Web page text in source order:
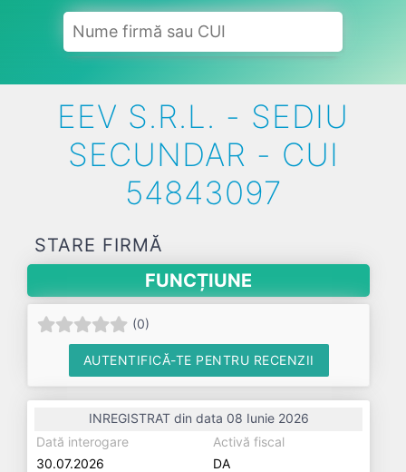
EEV S.R.L. - SEDIU
SECUNDAR - CUI
54843097
STARE FIRMĂ
FUNCȚIUNE
(0)
AUTENTIFICĂ-TE PENTRU RECENZII
INREGISTRAT din data 08 Iunie 2026
Dată interogare
30.07.2026
Activă fiscal
DA